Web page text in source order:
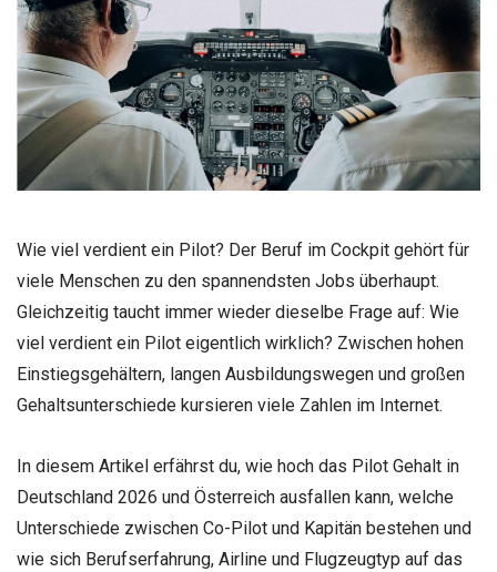
Wie viel verdient ein Pilot? Der Beruf im Cockpit gehört für
viele Menschen zu den spannendsten Jobs überhaupt.
Gleichzeitig taucht immer wieder dieselbe Frage auf: Wie
viel verdient ein Pilot eigentlich wirklich? Zwischen hohen
Einstiegsgehältern, langen Ausbildungswegen und großen
Gehaltsunterschiede kursieren viele Zahlen im Internet.
In diesem Artikel erfährst du, wie hoch das Pilot Gehalt in
Deutschland 2026 und Österreich ausfallen kann, welche
Unterschiede zwischen Co-Pilot und Kapitän bestehen und
wie sich Berufserfahrung, Airline und Flugzeugtyp auf das